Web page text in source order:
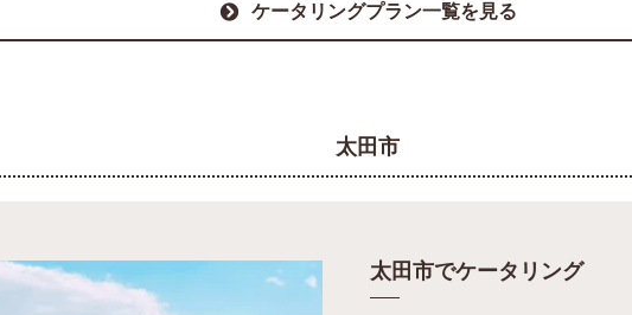
ケータリングプラン一覧を見る
太田市
太田市でケータリング